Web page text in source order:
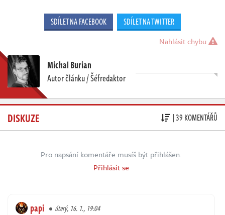
SDÍLET NA FACEBOOK SDÍLET NA TWITTER
Nahlásit chybu
Michal Burian
Autor článku / Šéfredaktor
DISKUZE | 39 KOMENTÁŘŮ
Pro napsání komentáře musíš být přihlášen.
Přihlásit se
papi úterý, 16. 1., 19:04